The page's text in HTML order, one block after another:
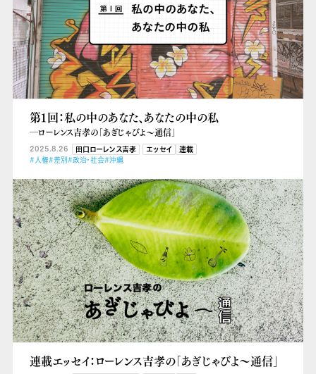
第１回：私の中のあなた、あなたの中の私
―ローレンス吉孝の「あぎじゃびよ〜通信」
2025.8.26 田口ローレンス吉孝 エッセイ
連載
#人権#差別#政治・社会#沖縄
連載エッセイ：ローレンス吉孝の「あぎじゃびよ〜通信」